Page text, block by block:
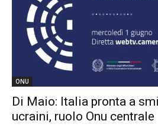
ONU
Di Maio: Italia pronta a
ucraini, ruolo Onu centrale